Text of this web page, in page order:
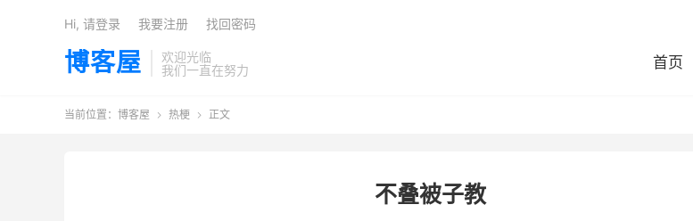
博客屋
欢迎光临
我们一直在努力
首页
Hi, 请登录 我要注册 找回密码
当前位置： 博客屋  热梗  正文
不叠被子教